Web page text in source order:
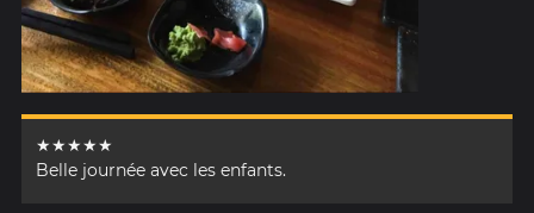
★★★★★
Belle journée avec les enfants.